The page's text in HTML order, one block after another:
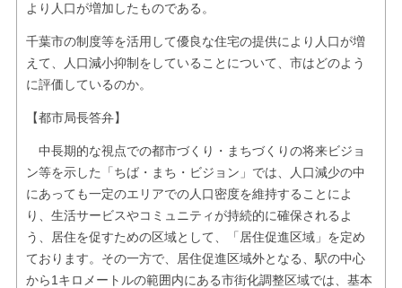
より人口が増加したものである。
千葉市の制度等を活用して優良な住宅の提供により人口が増
えて、人口減小抑制をしていることについて、市はどのよう
に評価しているのか。
【都市局長答弁】
中長期的な視点での都市づくり・まちづくりの将来ビジョ
ン等を示した「ちば・まち・ビジョン」では、人口減少の中
にあっても一定のエリアでの人口密度を維持することによ
り、生活サービスやコミュニティが持続的に確保されるよ
う、居住を促すための区域として、「居住促進区域」を定め
ております。その一方で、居住促進区域外となる、駅の中心
から1キロメートルの範囲内にある市街化調整区域では、基本